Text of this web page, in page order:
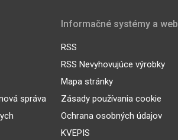
správa
Informačné systémy a web
RSS
RSS Nevyhovujúce výrobky
Mapa stránky
Zásady používania cookie
Ochrana osobných údajov
KVEPIS